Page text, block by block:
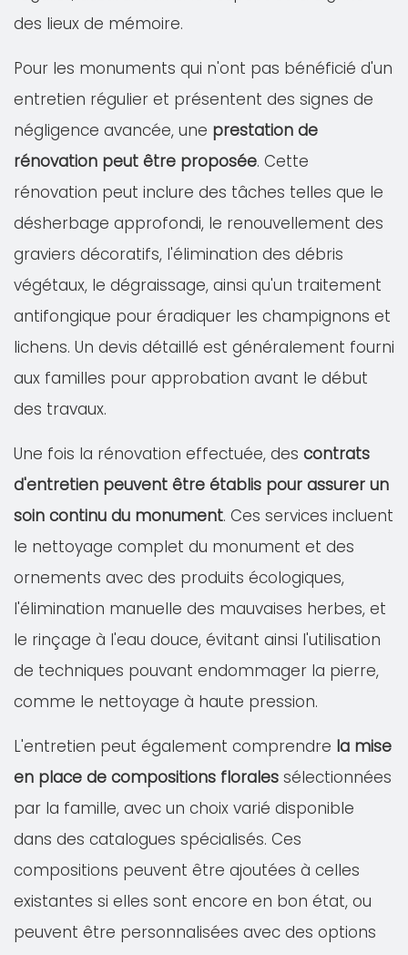
des lieux de mémoire.
Pour les monuments qui n'ont pas bénéficié d'un
entretien régulier et présentent des signes de
négligence avancée, une prestation de
rénovation peut être proposée. Cette
rénovation peut inclure des tâches telles que le
désherbage approfondi, le renouvellement des
graviers décoratifs, l'élimination des débris
végétaux, le dégraissage, ainsi qu'un traitement
antifongique pour éradiquer les champignons et
lichens. Un devis détaillé est généralement fourni
aux familles pour approbation avant le début
des travaux.
Une fois la rénovation effectuée, des contrats
d'entretien peuvent être établis pour assurer un
soin continu du monument. Ces services incluent
le nettoyage complet du monument et des
ornements avec des produits écologiques,
l'élimination manuelle des mauvaises herbes, et
le rinçage à l'eau douce, évitant ainsi l'utilisation
de techniques pouvant endommager la pierre,
comme le nettoyage à haute pression.
L'entretien peut également comprendre la mise
en place de compositions florales sélectionnées
par la famille, avec un choix varié disponible
dans des catalogues spécialisés. Ces
compositions peuvent être ajoutées à celles
existantes si elles sont encore en bon état, ou
peuvent être personnalisées avec des options